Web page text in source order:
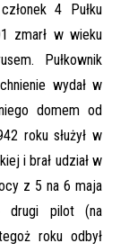
4 Pułku
zmarł w wieku
Pułkownik
wydał w
domem od
roku służył w
i brał udział w
z 5 na 6 maja
drugi pilot (na
roku odbył